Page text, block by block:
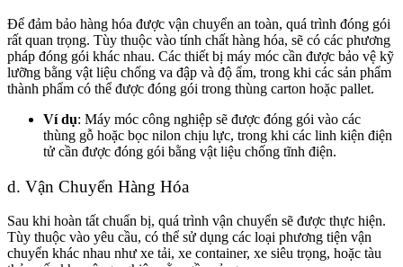
Để đảm bảo hàng hóa được vận chuyển an toàn, quá trình đóng gói
rất quan trọng. Tùy thuộc vào tính chất hàng hóa, sẽ có các phương
pháp đóng gói khác nhau. Các thiết bị máy móc cần được bảo vệ kỹ
lưỡng bằng vật liệu chống va đập và độ ẩm, trong khi các sản phẩm
thành phẩm có thể được đóng gói trong thùng carton hoặc pallet.
Ví dụ: Máy móc công nghiệp sẽ được đóng gói vào các
thùng gỗ hoặc bọc nilon chịu lực, trong khi các linh kiện điện
tử cần được đóng gói bằng vật liệu chống tĩnh điện.
d. Vận Chuyển Hàng Hóa
Sau khi hoàn tất chuẩn bị, quá trình vận chuyển sẽ được thực hiện.
Tùy thuộc vào yêu cầu, có thể sử dụng các loại phương tiện vận
chuyển khác nhau như xe tải, xe container, xe siêu trọng, hoặc tàu